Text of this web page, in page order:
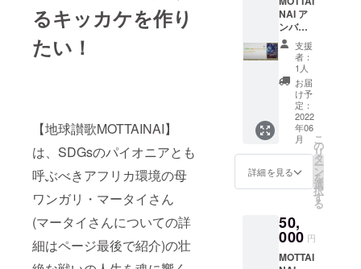
るキッカケを作り
たい！
【地球讃歌MOTTAINAI】
は、SDGsのパイオニアとも
呼ぶべきアフリカ環境の母
ワンガリ・マータイさん
(マータイさんについての詳
細はページ最後で紹介)の壮
ク × 1枚
MOTTAI
NAIオリ
ジナル
ロゴ入
りハン
ドタオ
ル × 1
2022年
秋の豊
中公演
1000円
のマス
クサイ
ズを
「備考
NAI ア
ンバサ
ダー・
プラン
【30,00
0円】＜
学生招
待3名分
＞ リ
ターン
内容：
MOTTAI
NAI主催
からの
サンク
ル
MOTTAI
NAIオリ
ジナル
支援
者：
1人
お届
け予
定：
2022
年06
月
詳細を見る
こ
の
リ
タ
ー
ン
を
選
択
す
る
50,
000 円
MOTTAI